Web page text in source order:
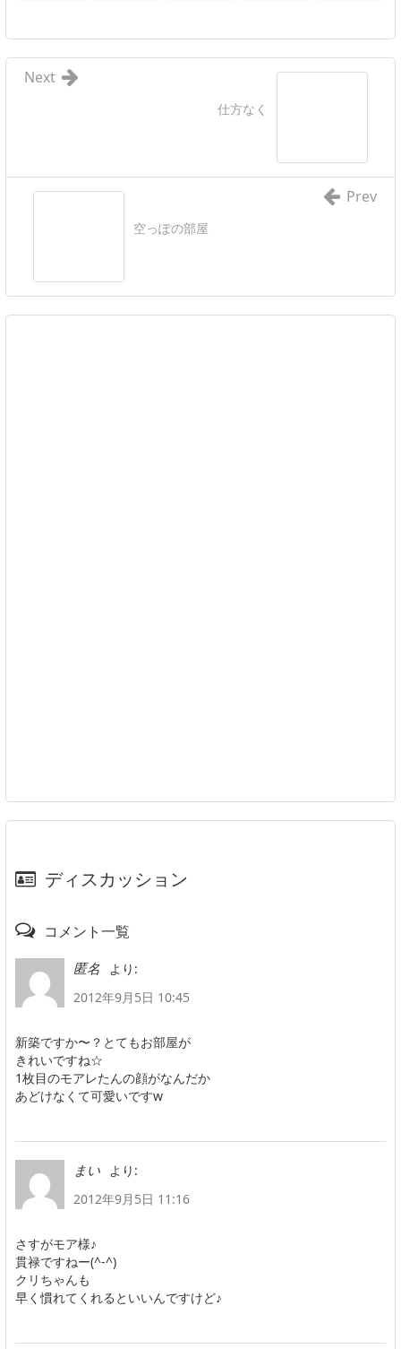
仕方なく
Next
空っぽの部屋
Prev
ディスカッション
コメント一覧
匿名
より:
2012年9月5日 10:45
新築ですか〜？とてもお部屋が
きれいですね☆
1枚目のモアレたんの顔がなんだか
あどけなくて可愛いですw
まい
より:
2012年9月5日 11:16
さすがモア様♪
貫禄ですねー(^-^)
クリちゃんも
早く慣れてくれるといいんですけど♪